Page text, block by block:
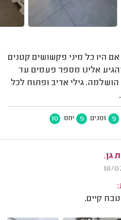
היו כל מיני פקשושים קטנים
והגיע אלינו מספר פעמים עד
גילי אדיב ופתוח לכל
9 זמנים 9 יחס 10
גן.
קיים.